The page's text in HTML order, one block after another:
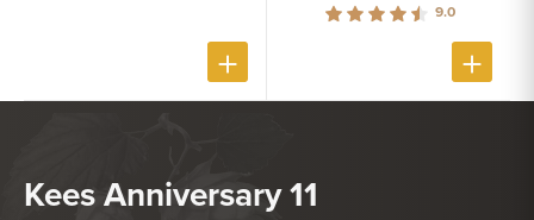
9.0
Kees Anniversary 11